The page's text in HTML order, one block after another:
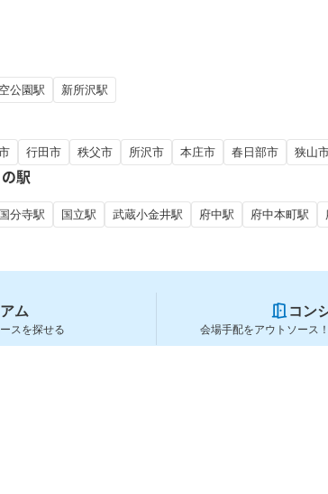
公園駅 新所沢駅
行田市 秩父市 所沢市 本庄市 春日部市 狭山
駅
分寺駅 国立駅 武蔵小金井駅 府中駅 府中本町駅
ム
スを探せる
コン
会場手配をアウトソース